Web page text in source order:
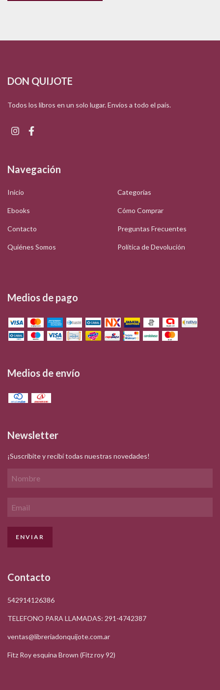
DON QUIJOTE
Todos los libros en un solo lugar. Envíos a todo el país.
Navegación
Inicio Categorías
Ebooks Cómo Comprar
Contacto Preguntas Frecuentes
Quiénes Somos Política de Devolución
Medios de pago
Medios de envío
Newsletter
¡Suscribite y recibí todas nuestras novedades!
Contacto
542914126386
TELEFONO PARA LLAMADAS: 291-4742387
ventas@libreriadonquijote.com.ar
Fitz Roy esquina Brown (Fitz roy 92)